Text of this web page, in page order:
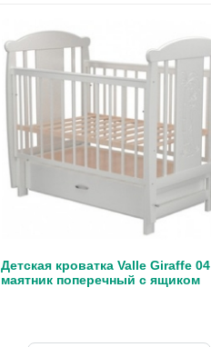
Детская кроватка Valle Giraffe 04
маятник поперечный с ящиком